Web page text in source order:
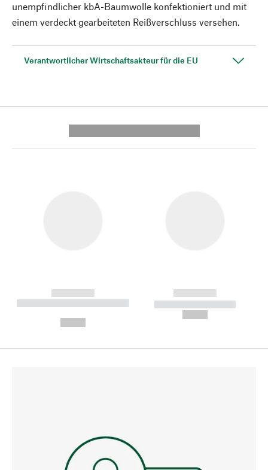
unempfindlicher kbA-Baumwolle konfektioniert und mit
einem verdeckt gearbeiteten Reißverschluss versehen.
Verantwortlicher Wirtschaftsakteur für die EU
------------
----------- ----------- --------
------------
----------- -----------